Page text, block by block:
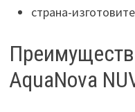
страна-
AquaNova